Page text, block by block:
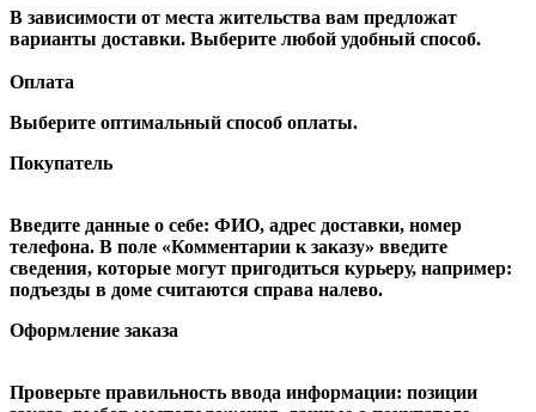
В зависимости от места жительства вам предложат
варианты доставки. Выберите любой удобный способ.
Оплата
Выберите оптимальный способ оплаты.
Покупатель
Введите данные о себе: ФИО, адрес доставки, номер
телефона. В поле «Комментарии к заказу» введите
сведения, которые могут пригодиться курьеру, например:
подъезды в доме считаются справа налево.
Оформление заказа
Проверьте правильность ввода информации: позиции